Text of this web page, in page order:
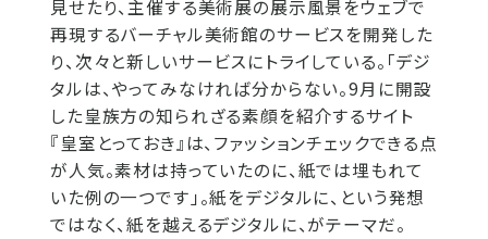
見せたり、主催する美術展の展示風景をウェブで
再現するバーチャル美術館のサービスを開発した
り、次々と新しいサービスにトライしている。「デジ
タルは、やってみなければ分からない。9月に開設
した皇族方の知られざる素顔を紹介するサイト
『皇室とっておき』は、ファッションチェックできる点
が人気。素材は持っていたのに、紙では埋もれて
いた例の一つです」。紙をデジタルに、という発想
ではなく、紙を越えるデジタルに、がテーマだ。